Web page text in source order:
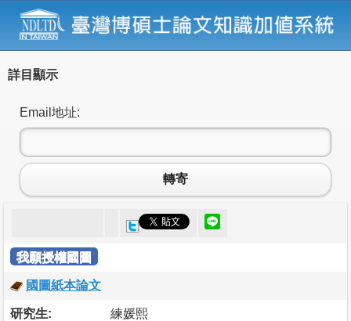
詳目顯示
Email地址:
轉寄
我願授權國圖
國圖紙本論文
研究生: 練媛熙